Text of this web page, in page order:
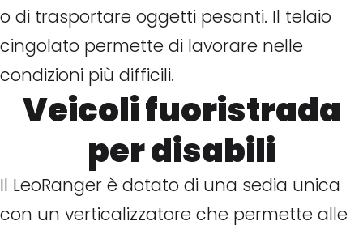
o di trasportare oggetti pesanti. Il telaio
cingolato permette di lavorare nelle
condizioni più difficili.
Veicoli fuoristrada
per disabili
Il LeoRanger è dotato di una sedia unica
con un verticalizzatore che permette alle